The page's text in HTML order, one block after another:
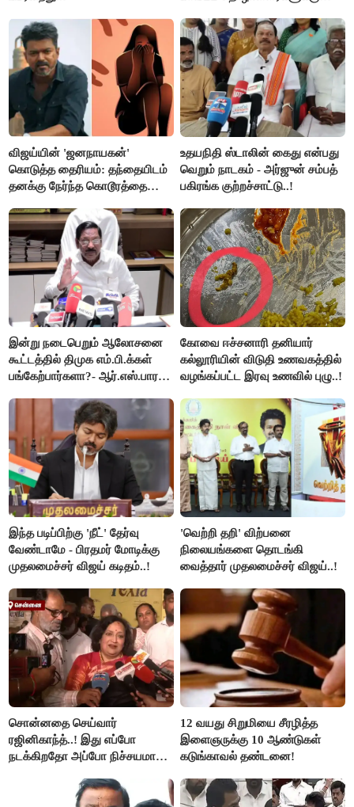
செய்தி!
விஜய்யின் 'ஜனநாயகன்'
கொடுத்த தைரியம்: தந்தையிடம்
தனக்கு நேர்ந்த கொடூரத்தை
உதயநிதி ஸ்டாலின் கைது என்பது
வெறும் நாடகம் - அர்ஜுன் சம்பத்
பகிரங்க குற்றச்சாட்டு..!
இன்று நடைபெறும் ஆலோசனை
கூட்டத்தில் திமுக எம்.பி.க்கள்
பங்கேற்பார்களா?- ஆர்.எஸ்.பாரதி
கோவை ஈச்சனாரி தனியார்
கல்லூரியின் விடுதி உணவகத்தில்
வழங்கப்பட்ட இரவு உணவில் புழு..!
இந்த படிப்பிற்கு 'நீட்' தேர்வு
வேண்டாமே - பிரதமர் மோடிக்கு
முதலமைச்சர் விஜய் கடிதம்..!
'வெற்றி தறி' விற்பனை
நிலையங்களை தொடங்கி
வைத்தார் முதலமைச்சர் விஜய்..!
சொன்னதை செய்வார்
ரஜினிகாந்த்..! இது எப்போ
நடக்கிறதோ அப்போ நிச்சயமாக
ரஜினிகாந்த்..!
12 வயது சிறுமியை சீரழித்த
இளைஞருக்கு 10 ஆண்டுகள்
கடுங்காவல் தண்டனை!